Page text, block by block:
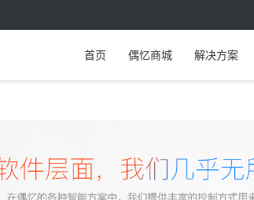
首页 偶忆商城 解决方案